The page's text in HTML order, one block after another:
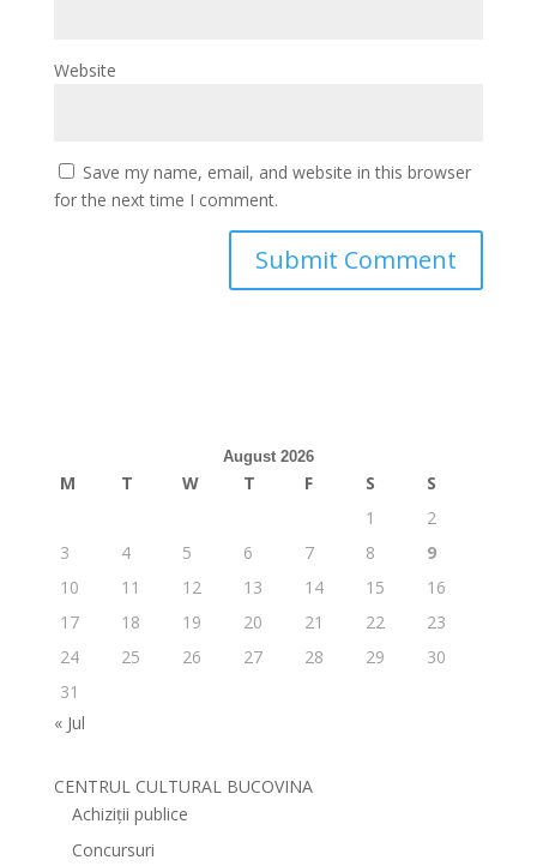
Website
Save my name, email, and website in this browser
for the next time I comment.
August 2026
M T W T F S
S
1
2
3
4 5 6 7 8
9
10
11 12 13 14 15
16
17
18 19 20 21 22
23
24
25 26 27 28 29
30
31
« Jul
CENTRUL CULTURAL BUCOVINA
Achiziții publice
Concursuri